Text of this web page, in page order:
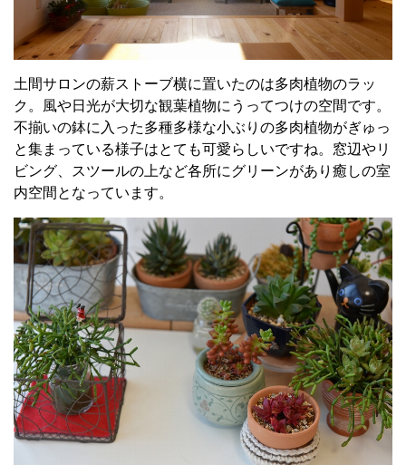
土間サロンの薪ストーブ横に置いたのは多肉植物のラッ
ク。風や日光が大切な観葉植物にうってつけの空間です。
不揃いの鉢に入った多種多様な小ぶりの多肉植物がぎゅっ
と集まっている様子はとても可愛らしいですね。窓辺やリ
ビング、スツールの上など各所にグリーンがあり癒しの室
内空間となっています。